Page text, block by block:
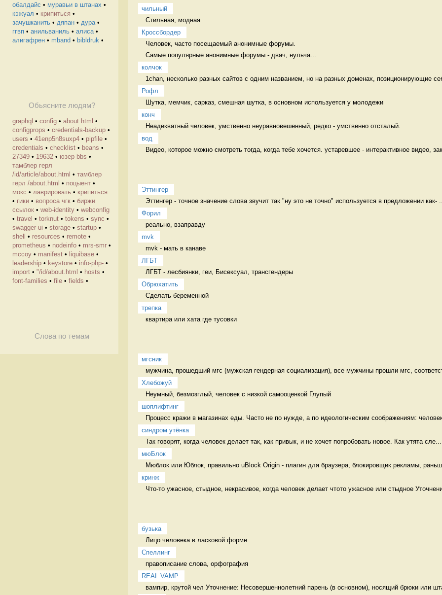
обалдайс • муравьи в штанах •
кэжуал • крипиться •
зачушканить • дяпан • дура•
ггвп • анильваниль • алиса•
алигафрен • mband • bibldruk •
Обьясните людям?
graphql • config • about.html •
configprops • credentials-backup •
users • 41enp5n8suxp4 • pipfile •
credentials • checklist • beans •
27349 • 19632 • юзер bbs •
тамблер герл
/id/article/about.html • тамблер
герл /about.html • поцыент •
мокс • лаврировать • крипиться
• гики • вопроса чгк • биржи
ссылок • web-identity • webconfig
• travel • torknut • tokens • sync •
swagger-ui • storage • startup •
shell
• resources • remote •
prometheus • nodeinfo • mrs-smr •
mccoy • manifest • liquibase •
leadership • keystore • info-php- •
import • "/id/about.html • hosts •
font-families • file • fields •
Слова по темам
чильный
Стильная, модная
Кроссбордер
Человек, часто посещаемый анонимные форумы.
Самые популярные анонимные форумы - двач, нульча...
колчок
1chan, несколько разных сайтов с одним названием, но на разных доменах, позиционирующие
Рофл
Шутка, мемчик, сарказ, смешная шутка, в основном используется у молодежи
конч
Неадекватный человек, умственно неуравновешенный, редко - умственно отсталый.
вод
Видео, которое можно смотреть тогда, когда тебе хочется. устаревшее - интерактивное видео,
Эттингер
Эттингер - точное значение слова звучит так "ну это не точно" используется в предложении как- ...
Форил
реально, взаправду
mvk
mvk - мать в канаве
ЛГБТ
ЛГБТ - лесбиянки, геи, Бисексуал, трансгендеры
Обрюхатить
Сделать беременной
трепка
квартира или хата где тусовки
мгсник
мужчина, прошедший мгс (мужская гендерная социализация), все мужчины прошли мгс,
Хлебожуй
Неумный, безмозглый, человек с низкой самооценкой Глупый
шоплифтинг
Процесс кражи в магазинах еды. Часто не по нужде, а по идеологическим соображениям: человек
синдром утёнка
Так говорят, когда человек делает так, как привык, и не хочет попробовать новое. Как утята сле...
мюБлок
Мюблок или Юблок, правильно uBlock Origin - плагин для браузера, блокировщик рекламы,
кринж
Что-то ужасное, стыдное, некрасивое, когда человек делает чтото ужасное или стыдное
бузька
Лицо человека в ласковой форме
Спеллинг
правописание слова, орфография
REAL VAMP
вампир, крутой чел Уточнение: Несовершеннолетний парень (в основном), носящий брюки или